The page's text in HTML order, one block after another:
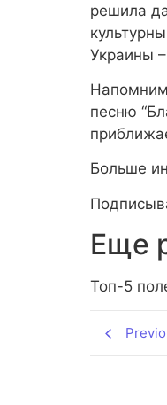
решила
Украины
песню
Больше
Еще
Топ-5